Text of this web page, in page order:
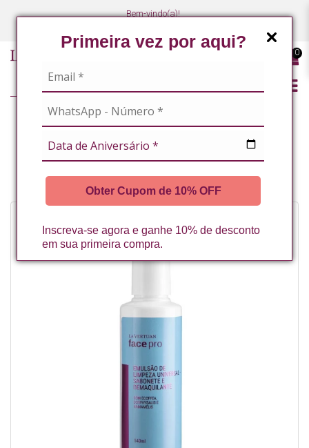
Primeira vez por aqui?
Obter Cupom de 10% OFF
Inscreva-se agora e ganhe 10% de desconto
em sua primeira compra.
Bem-vindo(a)!
0
140ML LA VERTUAN (B)